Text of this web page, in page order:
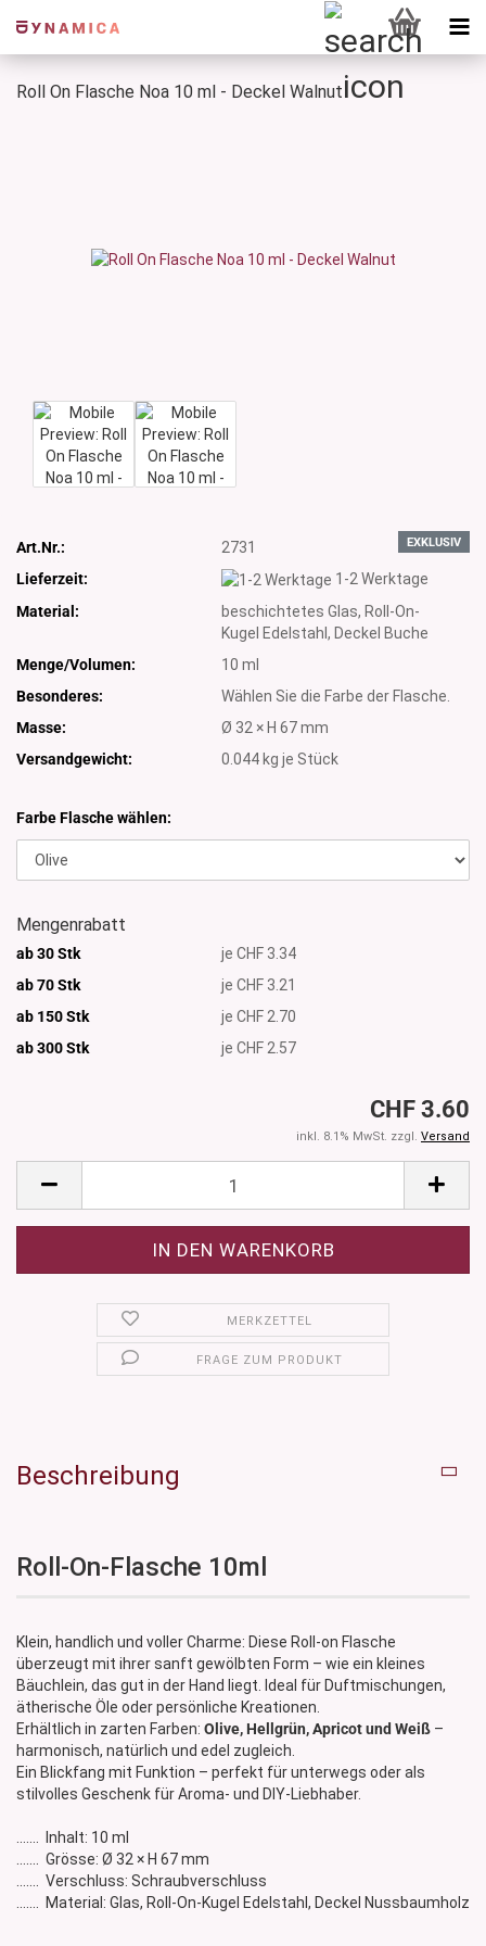
Roll On Flasche Noa 10 ml - Deckel Walnut
EXKLUSIV
Art.Nr.:
2731
Lieferzeit:
1-2 Werktage
Material:
beschichtetes Glas, Roll-On-
Kugel Edelstahl, Deckel Buche
Menge/Volumen:
10 ml
Besonderes:
Wählen Sie die Farbe der Flasche.
Masse:
Ø 32 × H 67 mm
Versandgewicht:
0.044 kg je Stück
Farbe Flasche wählen:
Mengenrabatt
ab 30 Stk
je CHF 3.34
ab 70 Stk
je CHF 3.21
ab 150 Stk
je CHF 2.70
ab 300Stk je CHF 2.57
CHF 3.60
inkl. 8.1% MwSt. zzgl. Versand
MERKZETTEL
FRAGE ZUM PRODUKT
Beschreibung
Roll-On-Flasche 10ml
Klein, handlich und voller Charme: Diese Roll-on Flasche
überzeugt mit ihrer sanft gewölbten Form – wie ein kleines
Bäuchlein, das gut in der Hand liegt. Ideal für Duftmischungen,
ätherische Öle oder persönliche Kreationen.
Erhältlich in zarten Farben: Olive, Hellgrün, Apricot und Weiß –
harmonisch, natürlich und edel zugleich.
Ein Blickfang mit Funktion – perfekt für unterwegs oder als
stilvolles Geschenk für Aroma- und DIY-Liebhaber.
....... Inhalt: 10 ml
....... Grösse: Ø 32 × H 67 mm
....... Verschluss: Schraubverschluss
....... Material: Glas, Roll-On-Kugel Edelstahl, Deckel Nussbaumholz